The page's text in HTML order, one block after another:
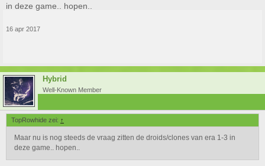
in deze game.. hopen..
16 apr 2017
Hybrid
Well-Known Member
TopRowhide zei: ↑
Maar nu is nog steeds de vraag zitten de droids/clones van era 1-3 in
deze game.. hopen..